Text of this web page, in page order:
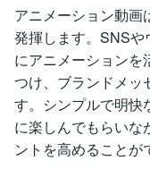
アニメーション動画
発揮します。SNS
にアニメーションを
つけ、ブランドメッ
す。シンプルで明快
に楽しんでもらいな
ントを高めることが